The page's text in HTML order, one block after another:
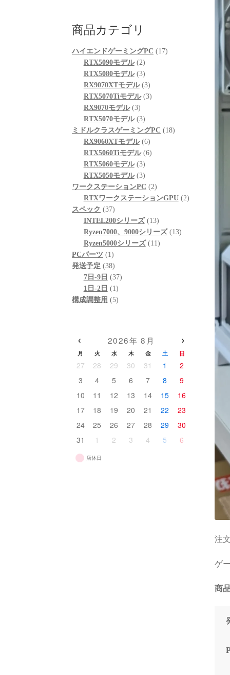
注
ゲ
商
も喜んでおります。
次回購入の際の比較ショッ
プとして入りそうです。
自
使
し
が
「
は
さ
そ
感
修
ま
速
症
次
が
二
も
ド
い
あ
(こ
依
の
し
リ
高
こ
な
に
信
だ
確
添
その
(購
ら
と
り
些
で
く
だ
た！
(良
で
購
は
か。
を
商品カテゴリ
ハイエンドゲーミングPC 1717
RTX5090モデル 22
個
の
商
RTX5080モデル 33
個
の
品
RX9070XTモデル 33
個
品
RTX5070Tiモデル 33
商
品
RX9070モデル 33
個
の
商
品
RTX5070モデル 33
個
の
商
品
ミドルクラスゲーミングPC 1818
RX9060XTモデル 66
個
品
RTX5060Tiモデル 66
商
品
RTX5060モデル 33
個
の
商
RTX5050モデル 33
個
の
品
ワークステーションPC 22
個
商
品
RTXワークステーションGPU 22
スペック 3737
個
の
商
品
INTEL200シリーズ 1313
個
の
Ryzen7000、9000シリーズ 1313
Ryzen5000シリーズ 1111
PCパーツ 11
個
の
商
品
発送予定 3838
個
の
商
7日-9日 3737
1日-2日 11
個
構成調整用 55
品
‹ 2026年 8月 ›
月 火 水 木 金 土 日
27 28 29 30 31 1
2
3
4 5 6 7 8
9
10
11 12 13 14 15
16
17
18 19 20 21 22
23
24
25 26 27 28 29
30
31
1 2 3 4 5 6
店休日